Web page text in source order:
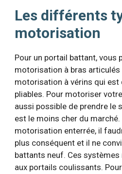
Les différents
motorisation
Pour un portail battant, vous
motorisation à bras articulés
motorisation à vérins qui est
pliables. Pour motoriser
aussi possible de prendre le
est le moins cher du marché.
motorisation enterrée, il
plus conséquent et il ne
battants neuf. Ces systèmes
aux portails coulissants.